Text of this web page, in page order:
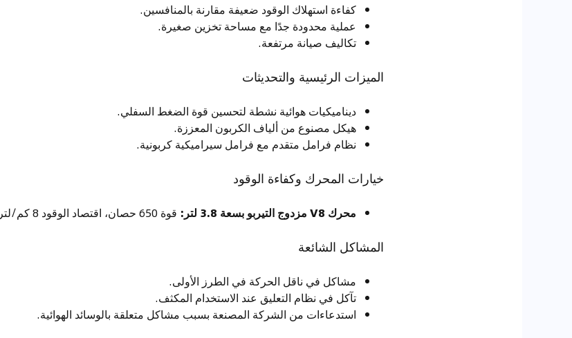
كفاءة استهلاك الوقود ضعيفة مقارنة بالمنافسين.
عملية محدودة جدًا مع مساحة تخزين صغيرة.
تكاليف صيانة مرتفعة.
الميزات الرئيسية والتحديثات
ديناميكيات هوائية نشطة لتحسين قوة الضغط السفلي.
هيكل مصنوع من ألياف الكربون المعززة.
نظام فرامل متقدم مع فرامل سيراميكية كربونية.
خيارات المحرك وكفاءة الوقود
محرك V8 مزدوج التيربو بسعة 3.8 لتر: قوة 650 حصان، اقتصاد الوقود 8 كم/لتر.
المشاكل الشائعة
مشاكل في ناقل الحركة في الطرز الأولى.
تآكل في نظام التعليق عند الاستخدام المكثف.
استدعاءات من الشركة المصنعة بسبب مشاكل متعلقة بالوسائد الهوائية.